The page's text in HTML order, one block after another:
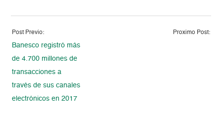
Post Previo:
Banesco registró más
de 4.700 millones de
transacciones a
través de sus canales
electrónicos en 2017
Proximo Post: